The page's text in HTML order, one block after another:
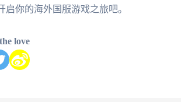
启你的海外国服游戏之旅吧。
love